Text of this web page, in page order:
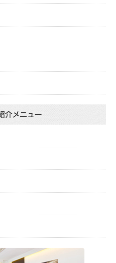
介メニュー